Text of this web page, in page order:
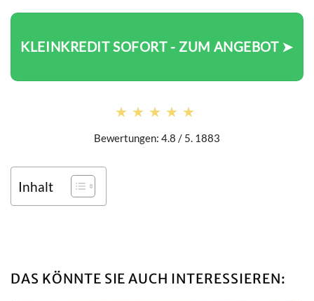
KLEINKREDIT SOFORT - ZUM ANGEBOT ➤
★★★★★
★★★★★
Bewertungen: 4.8 / 5. 1883
Inhalt
DAS KÖNNTE SIE AUCH INTERESSIEREN: